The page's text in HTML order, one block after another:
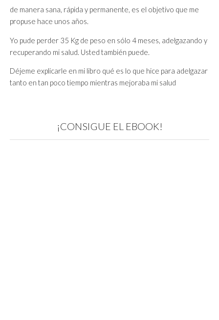
de manera sana, rápida y permanente, es el objetivo que me
propuse hace unos años.
Yo pude perder 35 Kg de peso en sólo 4 meses, adelgazando y
recuperando mi salud. Usted también puede.
Déjeme explicarle en mi libro qué es lo que hice para adelgazar
tanto en tan poco tiempo mientras mejoraba mi salud
¡CONSIGUE EL EBOOK!